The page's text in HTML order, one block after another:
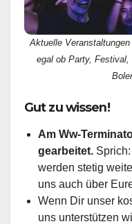
Aktuelle
egal ob Party, Festival,
Gut zu wissen!
Am Ww-
gearbeitet.
werden stetig
uns auch über
Wenn Dir unser
uns unterstützen